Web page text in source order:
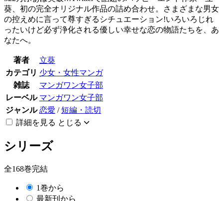
葵、初の完全オリジナル作品の詰め合わせ。さまざまな男女
の控えめに言って尊すぎるシチュエーション!いろいろじれ
ったいけど必ず浄化される優しい幸せな恋の物語たちを、あ
なたへ。
著者
立葵
カテゴリ 少女・女性マンガ
雑誌
マンガワン女子部
レーベル マンガワン女子部
ジャンル 恋愛 /短編・読切
詳細を見る とじる
シリーズ
全168巻完結
1巻から
最新刊から